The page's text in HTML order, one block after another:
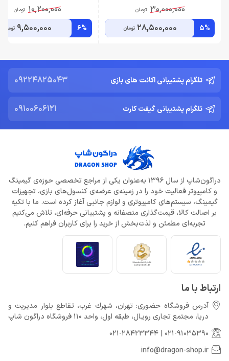
30,000,000 تومان
5%
28,500,000 تومان
10,200,000 تومان
6%
9,500,000 تومان
تلگرام پشتیبانی اکانت های بازی 09224825043
تلگرام پشتیبانی گیفت کارت 09100606121
دراگون‌شاپ از سال 1396 به‌عنوان یکی از مراجع تخصصی حوزه‌ی گیمینگ
و کامپیوتر فعالیت خود را در زمینه‌ی عرضه‌ی کنسول‌های بازی، تجهیزات
گیمینگ، سیستم‌های کامپیوتری و لوازم جانبی آغاز کرده است. ما با تکیه
بر اصالت کالا، قیمت‌گذاری منصفانه و پشتیبانی حرفه‌ای، تلاش می‌کنیم
تجربه‌ای مطمئن و لذت‌بخش از خرید را برای کاربران فراهم کنیم.
ارتباط با ما
آدرس فروشگاه حضوری: تهران، شهرك غرب، تقاطع بلوار مدیریت و
دريا، مجتمع تجارى رويـال، طبقه اول، واحد 110 فروشگاه دراگون شاپ
021-91035390
021-28423344
info@dragon-shop.ir